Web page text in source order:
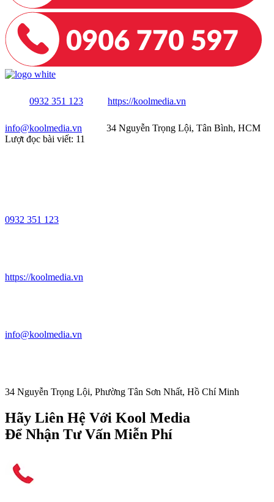
0932 351 123 https://koolmedia.vn
info@koolmedia.vn
34 Nguyễn Trọng Lội, Tân Bình, HCM
Lượt đọc bài viết: 11
0932 351 123
https://koolmedia.vn
info@koolmedia.vn
34 Nguyễn Trọng Lội, Phường Tân Sơn Nhất, Hồ Chí Minh
Hãy Liên Hệ Với Kool Media
Để Nhận Tư Vấn Miễn Phí